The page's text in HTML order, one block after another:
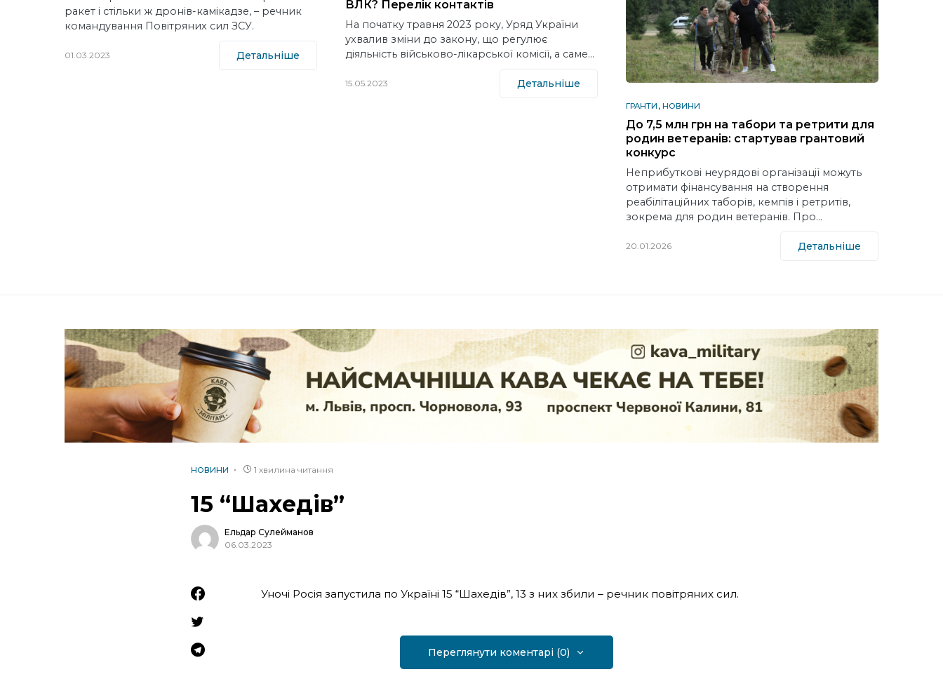
ракет і стільки ж дронів-камікадзе, – речник
командування Повітряних сил ЗСУ.
01.03.2023 Детальніше
ВЛК? Перелік контактів
На початку травня 2023 року, Уряд України
ухвалив зміни до закону, що регулює
діяльність військово-лікарської комісії, а саме…
15.05.2023 Детальніше
ГРАНТИ НОВИНИ
До 7,5 млн грн на табори та ретрити для
родин ветеранів: стартував грантовий
конкурс
Неприбуткові неурядові організації можуть
отримати фінансування на створення
реабілітаційних таборів, кемпів і ретритів,
зокрема для родин ветеранів. Про…
20.01.2026 Детальніше
НОВИНИ 1 хвилина читання
15 “Шахедів”
Ельдар Сулейманов
06.03.2023
Уночі Росія запустила по Україні 15 “Шахедів”, 13 з них збили – речник повітряних сил.
Переглянути коментарі (0)